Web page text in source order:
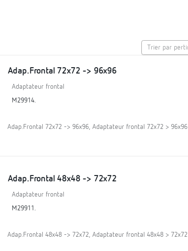
Adap.Frontal 72x72 -> 96x96
Adaptateur frontal
M29914.
Adap.Frontal 72x72 -> 96x96, Adaptateur frontal 72x72 > 96x96
Adap.Frontal 48x48 -> 72x72
Adaptateur frontal
M29911.
Adap.Frontal 48x48 -> 72x72, Adaptateur frontal 48x48 > 72x72